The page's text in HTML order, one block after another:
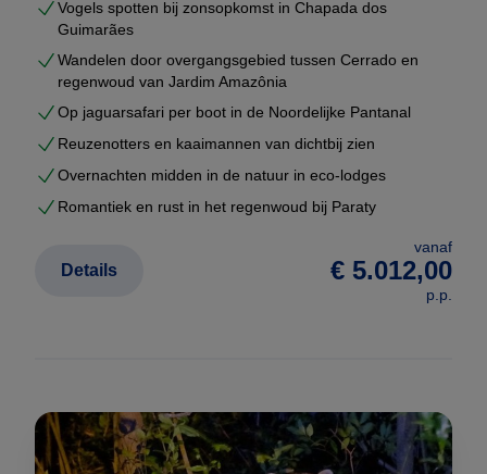
Vogels spotten bij zonsopkomst in Chapada dos
Guimarães
Wandelen door overgangsgebied tussen Cerrado en
regenwoud van Jardim Amazônia
Op jaguarsafari per boot in de Noordelijke Pantanal
Reuzenotters en kaaimannen van dichtbij zien
Overnachten midden in de natuur in eco-lodges
Romantiek en rust in het regenwoud bij Paraty
vanaf
€ 5.012,00
p.p.
Details